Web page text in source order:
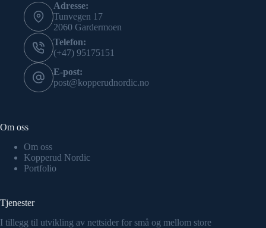
Adresse:
Tunvegen 17
2060 Gardermoen
Telefon:
(+47) 95175151
E-post:
post@kopperudnordic.no
Om oss
Om oss
Kopperud Nordic
Portfolio
Tjenester
I tillegg til utvikling av nettsider for små og mellom store